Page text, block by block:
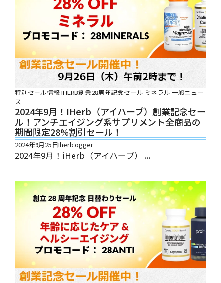
特別セール情報IHERB創業28周年記念セール ミネラル 一般ニュー
ス
2024年9月！iHerb（アイハーブ）創業記念セー
ル！アンチエイジング系サプリメント全商品の
期間限定28%割引セール！
2024年9月25日Iherblogger
2024年9月！iHerb（アイハーブ） ...